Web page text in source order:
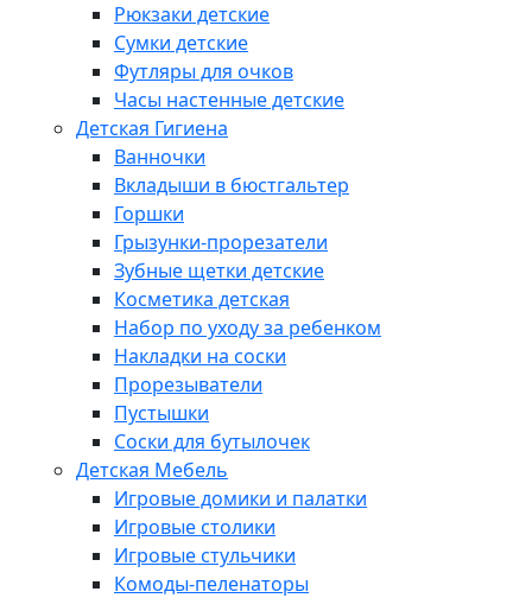
Рюкзаки детские
Сумки детские
Футляры для очков
Часы настенные детские
Детская Гигиена
Ванночки
Вкладыши в бюстгальтер
Горшки
Грызунки-прорезатели
Зубные щетки детские
Косметика детская
Набор по уходу за ребенком
Накладки на соски
Прорезыватели
Пустышки
Соски для бутылочек
Детская Мебель
Игровые домики и палатки
Игровые столики
Игровые стульчики
Комоды-пеленаторы